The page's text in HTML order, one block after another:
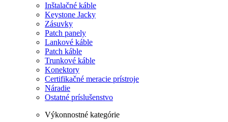
Inštalačné káble
Keystone Jacky
Zásuvky
Patch panely
Lankové káble
Patch káble
Trunkové káble
Konektory
Certifikačné meracie prístroje
Náradie
Ostatné príslušenstvo
Výkonnostné kategórie